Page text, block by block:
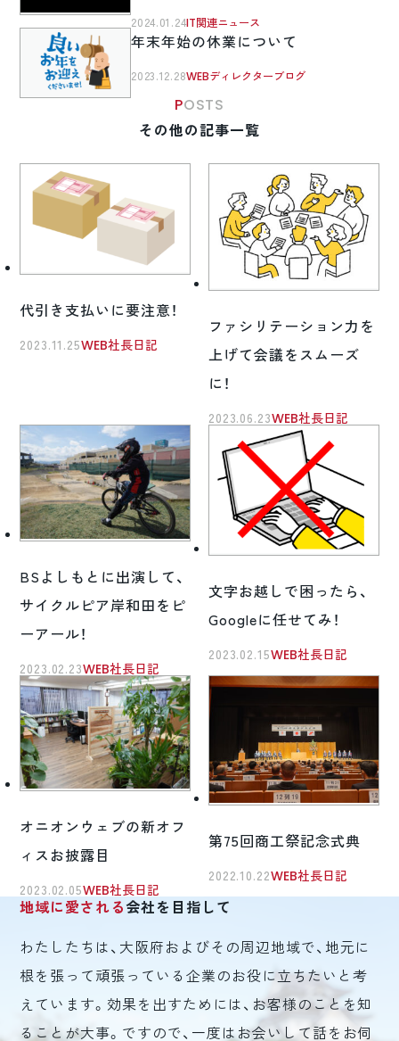
2024.01.24IT関連ニュース
年末年始の休業について
2023.12.28WEBディレクターブログ
POSTS
その他の記事一覧
代引き支払いに要注意！
2023.11.25WEB社長日記
ファシリテーション力を
上げて会議をスムーズ
に！
2023.06.23WEB社長日記
BSよしもとに出演して、
サイクルピア岸和田をピ
ーアール！
2023.02.23WEB社長日記
文字お越しで困ったら、
Googleに任せてみ！
2023.02.15WEB社長日記
オニオンウェブの新オフ
ィスお披露目
2023.02.05WEB社長日記
第75回商工祭記念式典
2022.10.22WEB社長日記
地域に愛される会社を目指して
わたしたちは、大阪府およびその周辺地域で、地元に
根を張って頑張っている企業のお役に立ちたいと考
えています。効果を出すためには、お客様のことを知
ることが大事。ですので、一度はお会いして話をお伺